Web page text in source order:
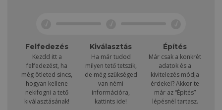
Felfedezés
Kezdd itt a
felfedezést, ha
még ötleted sincs,
hogyan kellene
nekifogni a tető
kiválasztásának!
Kiválasztás
Ha már tudod
milyen tető tetszik,
de még szükséged
van némi
információra,
kattints ide!
Építés
Már csak a konkrét
adatok és a
kivitelezés módja
érdekel? Akkor te
már az “Építés”
lépésnél tartasz.